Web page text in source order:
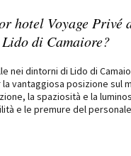
hotel Voyage Privé
di Camaiore?
nei dintorni di Lido di
vantaggiosa posizione sul
la spaziosità e la
e le premure del